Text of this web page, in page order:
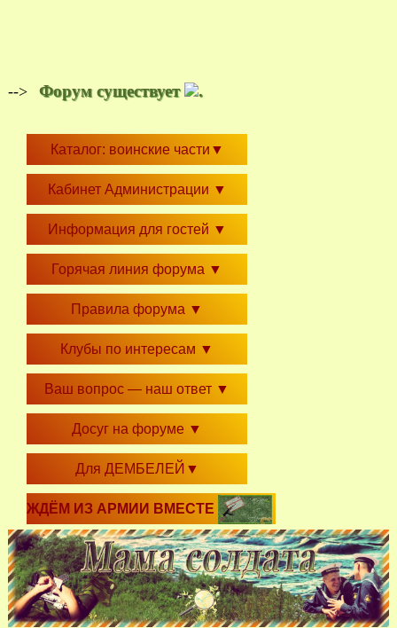
--> Форум существует .
Каталог: воинские части ▼
Кабинет Администрации ▼
Информация для гостей ▼
Горячая линия форума ▼
Правила форума ▼
Клубы по интересам ▼
Ваш вопрос — наш ответ ▼
Досуг на форуме ▼
Для ДЕМБЕЛЕЙ ▼
ЖДЁМ ИЗ АРМИИ ВМЕСТЕ